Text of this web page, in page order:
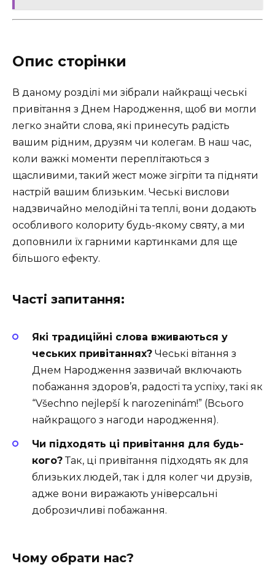
Опис сторінки
В даному розділі ми зібрали найкращі чеські
привітання з Днем Народження, щоб ви могли
легко знайти слова, які принесуть радість
вашим рідним, друзям чи колегам. В наш час,
коли важкі моменти переплітаються з
щасливими, такий жест може зігріти та підняти
настрій вашим близьким. Чеські вислови
надзвичайно мелодійні та теплі, вони додають
особливого колориту будь-якому святу, а ми
доповнили їх гарними картинками для ще
більшого ефекту.
Часті запитання:
Які традиційні слова вживаються у
чеських привітаннях? Чеські вітання з
Днем Народження зазвичай включають
побажання здоров’я, радості та успіху, такі як
“Všechno nejlepší k narozeninám!” (Всього
найкращого з нагоди народження).
Чи підходять ці привітання для будь-
кого?Так, ці привітання підходять як для
близьких людей, так і для колег чи друзів,
адже вони виражають універсальні
доброзичливі побажання.
Чому обрати нас?